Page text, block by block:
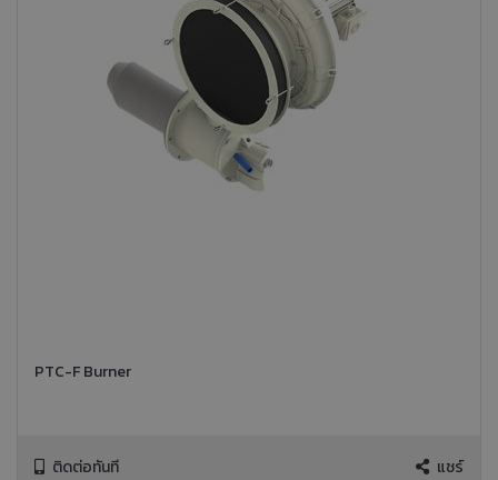
PTC-F Burner
ติดต่อทันที แชร์